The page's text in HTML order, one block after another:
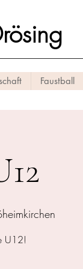
Faustball
U12!